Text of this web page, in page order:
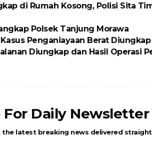
di Rumah Kosong, Polisi Sita
Polsek Tanjung Morawa
Penganiayaan Berat
Diungkap dan Hasil Operasi
For Daily Newsletter
the latest breaking news delivered